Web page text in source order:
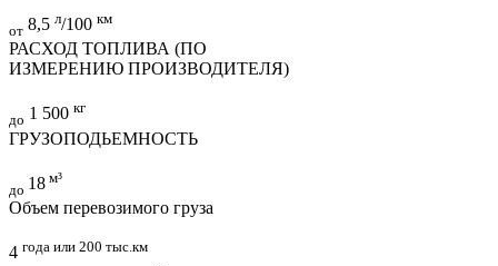
от 8,5 л/100 км
РАСХОД ТОПЛИВА (ПО
ИЗМЕРЕНИЮ ПРОИЗВОДИТЕЛЯ)
до 1 500 кг
ГРУЗОПОДЬЕМНОСТЬ
до 18 м³
Объем перевозимого груза
4 года или 200 тыс.км